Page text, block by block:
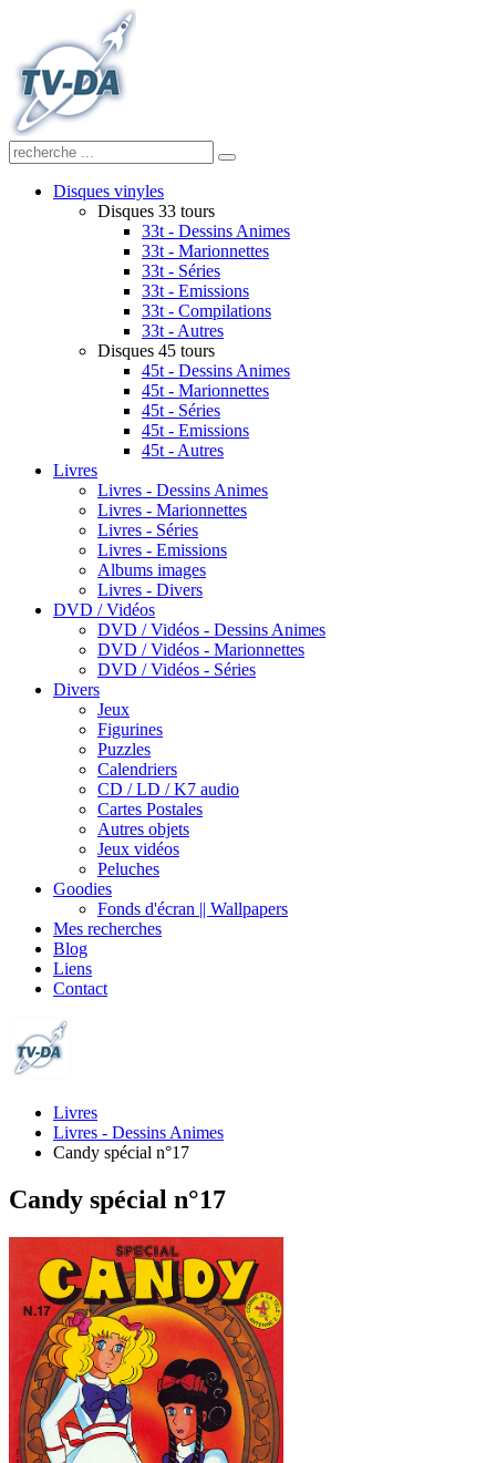
Disques vinyles
Disques 33 tours
33t - Dessins Animes
33t - Marionnettes
33t - Séries
33t - Emissions
33t - Compilations
33t - Autres
Disques 45 tours
45t - Dessins Animes
45t - Marionnettes
45t - Séries
45t - Emissions
45t - Autres
Livres
Livres - Dessins Animes
Livres - Marionnettes
Livres - Séries
Livres - Emissions
Albums images
Livres - Divers
DVD / Vidéos
DVD / Vidéos - Dessins Animes
DVD / Vidéos - Marionnettes
DVD / Vidéos - Séries
Divers
Jeux
Figurines
Puzzles
Calendriers
CD / LD / K7 audio
Cartes Postales
Autres objets
Jeux vidéos
Peluches
Goodies
Fonds d'écran || Wallpapers
Mes recherches
Blog
Liens
Contact
Livres
Livres - Dessins Animes
Candy spécial n°17
Candy spécial n°17